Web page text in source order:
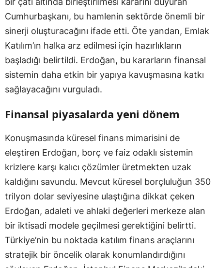
Cumhurbaşkanı, bu hamlenin sektörde önemli bir
sinerji oluşturacağını ifade etti. Öte yandan, Emlak
Katılım’ın halka arz edilmesi için hazırlıkların
başladığı belirtildi. Erdoğan, bu kararların finansal
sistemin daha etkin bir yapıya kavuşmasına katkı
sağlayacağını vurguladı.
Finansal piyasalarda yeni dönem
Konuşmasında küresel finans mimarisini de
eleştiren Erdoğan, borç ve faiz odaklı sistemin
krizlere karşı kalıcı çözümler üretmekten uzak
kaldığını savundu. Mevcut küresel borçluluğun 350
trilyon dolar seviyesine ulaştığına dikkat çeken
Erdoğan, adaleti ve ahlaki değerleri merkeze alan
bir iktisadi modele geçilmesi gerektiğini belirtti.
Türkiye’nin bu noktada katılım finans araçlarını
stratejik bir öncelik olarak konumlandırdığını